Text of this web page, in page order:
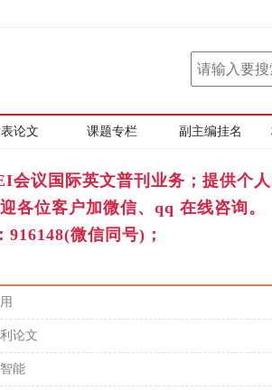
论文 课题专栏 副主编挂名
会议国际英文普刊业务；提供个
各位客户加微信、qq 在线咨询。
微信同号)；
论文
能